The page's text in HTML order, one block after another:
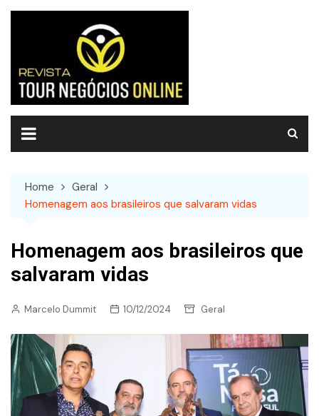
Skip
Home
Geral
Homenagem aos brasileiros que salvaram vidas
Homenagem aos brasileiros que
salvaram vidas
Marcelo Dummit 10/12/2024 Geral